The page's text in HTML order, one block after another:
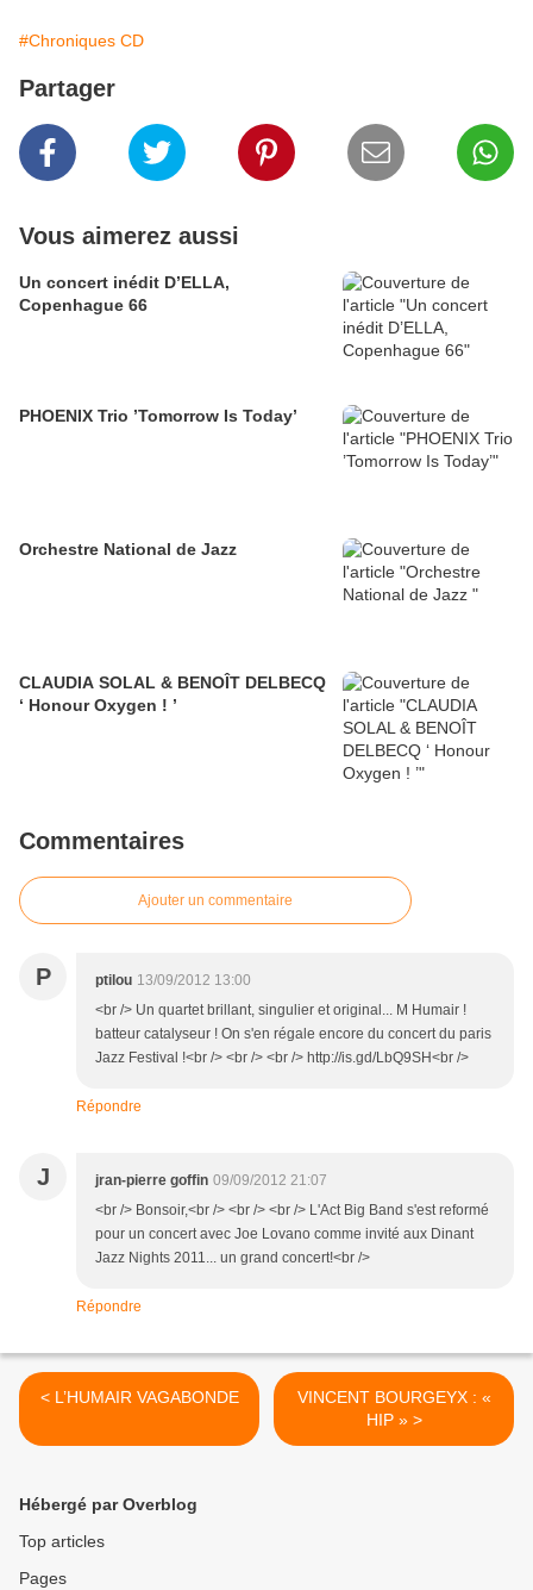
#Chroniques CD
Partager
Vous aimerez aussi
Un concert inédit D’ELLA,
Copenhague 66
PHOENIX Trio ’Tomorrow Is Today’
Orchestre National de Jazz
CLAUDIA SOLAL & BENOÎT DELBECQ
‘ Honour Oxygen ! ’
Commentaires
Ajouter un commentaire
P ptilou 13/09/2012 13:00
<br /> Un quartet brillant, singulier et original... M Humair !
batteur catalyseur ! On s'en régale encore du concert du paris
Jazz Festival !<br /> <br /> <br /> http://is.gd/LbQ9SH<br />
Répondre
J jran-pierre goffin 09/09/2012 21:07
<br /> Bonsoir,<br /> <br /> <br /> L'Act Big Band s'est reformé
pour un concert avec Joe Lovano comme invité aux Dinant
Jazz Nights 2011... un grand concert!<br />
Répondre
< L’HUMAIR VAGABONDE
VINCENT BOURGEYX : «
HIP » >
Hébergé par Overblog
Top articles
Pages